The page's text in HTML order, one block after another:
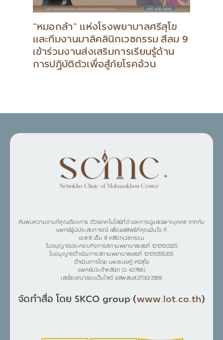
“หมอกล้า” แห่งโรงพยาบาลศรีสุโข
และทีมงานมาลิคลินิกเวชกรรม สีลม 9
เข้าร่วมงานส่งเสริมการเรียนรู้ด้าน
การปฏิบัติตัวเพื่อสู้ภัยโรคอ้วน
ค้นพบความงามที่คุณต้องการ ด้วยเทคโนโลยีที่ดี และการดูแลเฉพาะบุคคล จากทีม
แพทย์ผู้มีประสบการณ์ เพื่อผลลัพธ์ที่คุณมั่นใจ ที่
เอส ซี เอ็ม ซี คลินิกเวชกรรม
ใบอนุญาตประกอบกิจการสถานพยาบาลเลขที่ 1010100325
ใบอนุญาตดำเนินการสถานพยาบาลเลขที่ 101010515205
ดำเนินการโดย นพ.ชเนษฎ์ ศรีสุโข
แพทย์ประจำคลินิก (ว. 42766)
เลขโฆษณาของเว็บไซต์ ฆสพ.สบส.2700/2569
จัดทำสื่อ โดย SKCO group (www.lot.co.th)